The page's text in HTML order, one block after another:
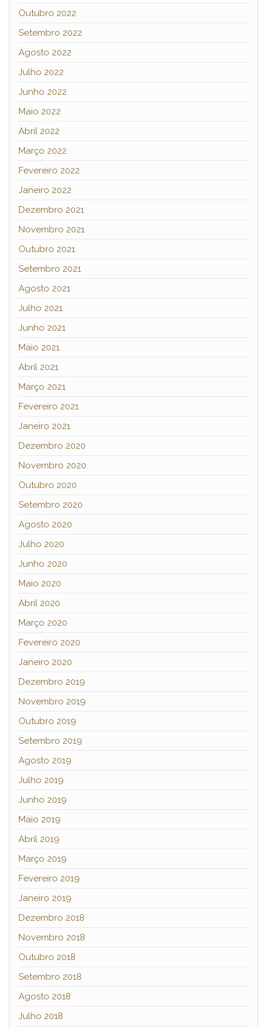
Outubro 2022
Setembro 2022
Agosto 2022
Julho 2022
Junho 2022
Maio 2022
Abril 2022
Março 2022
Fevereiro 2022
Janeiro 2022
Dezembro 2021
Novembro 2021
Outubro 2021
Setembro 2021
Agosto 2021
Julho 2021
Junho 2021
Maio 2021
Abril 2021
Março 2021
Fevereiro 2021
Janeiro 2021
Dezembro 2020
Novembro 2020
Outubro 2020
Setembro 2020
Agosto 2020
Julho 2020
Junho 2020
Maio 2020
Abril 2020
Março 2020
Fevereiro 2020
Janeiro 2020
Dezembro 2019
Novembro 2019
Outubro 2019
Setembro 2019
Agosto 2019
Julho 2019
Junho 2019
Maio 2019
Abril 2019
Março 2019
Fevereiro 2019
Janeiro 2019
Dezembro 2018
Novembro 2018
Outubro 2018
Setembro 2018
Agosto 2018
Julho 2018